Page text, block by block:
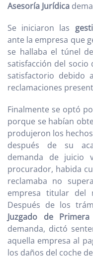
Asesoría Jurídica
Se iniciaron las
ante la empresa que
se hallaba el túnel
satisfacción del socio
satisfactorio debido
reclamaciones
Finalmente se optó
porque se habían
produjeron los
después de su
demanda de juicio
procurador, habida
reclamaba no
empresa titular del
Después de los
Juzgado de
demanda, dictó
aquella empresa al
los daños del coche